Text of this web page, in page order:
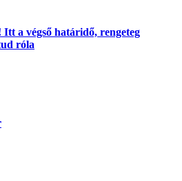
Itt a végső határidő, rengeteg
róla